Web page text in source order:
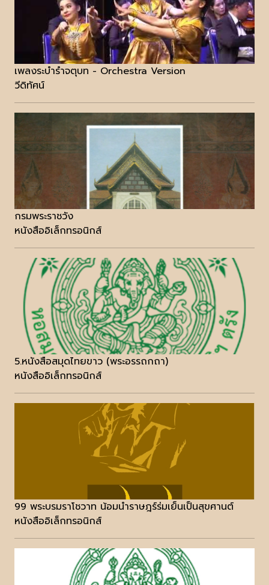
เพลงระบำรำจตุบท - Orchestra Version
วีดิทัศน์
กรมพระราชวัง
หนังสืออิเล็กทรอนิกส์
5.หนังสือสมุดไทยขาว (พระอรรถกถา)
หนังสืออิเล็กทรอนิกส์
99 พระบรมราโชวาท น้อมนำราษฎร์ร่มเย็นเป็นสุขศานต์
หนังสืออิเล็กทรอนิกส์